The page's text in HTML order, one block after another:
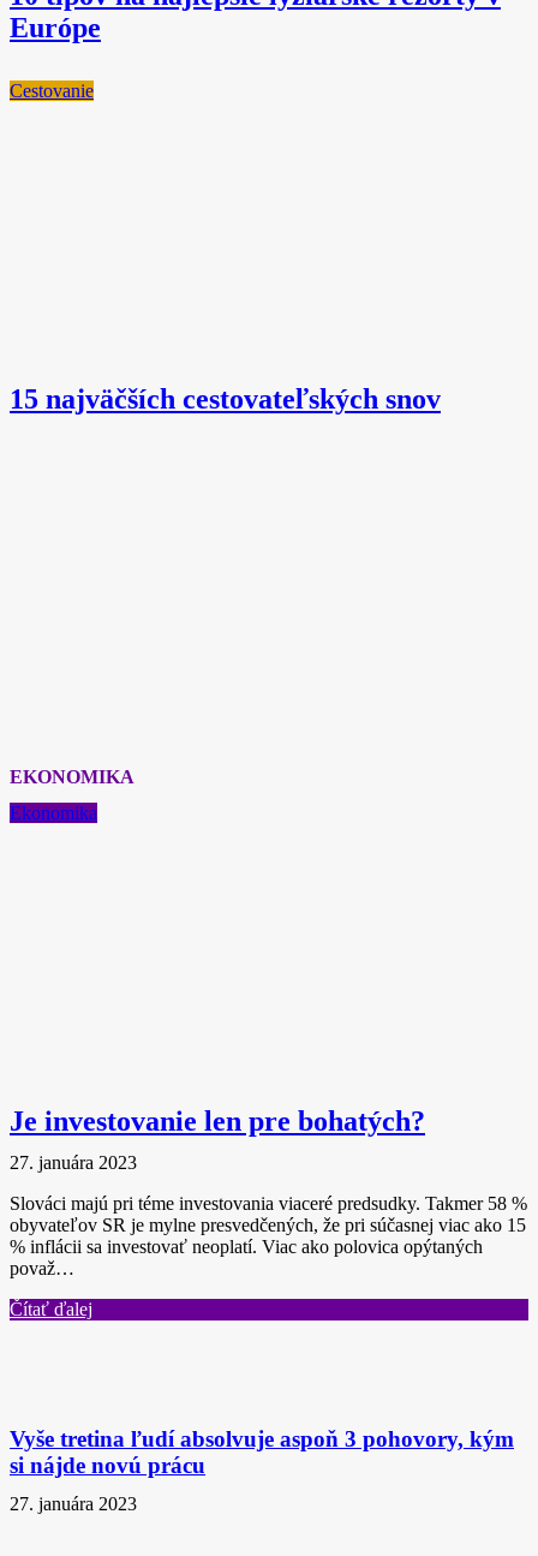
Európe
Cestovanie
15 najväčších cestovateľských snov
EKONOMIKA
Ekonomika
Je investovanie len pre bohatých?
27. januára 2023
Slováci majú pri téme investovania viaceré predsudky. Takmer 58 %
obyvateľov SR je mylne presvedčených, že pri súčasnej viac ako 15
% inflácii sa investovať neoplatí. Viac ako polovica opýtaných
považ…
Čítať ďalej
Vyše tretina ľudí absolvuje aspoň 3 pohovory, kým
si nájde novú prácu
27. januára 2023